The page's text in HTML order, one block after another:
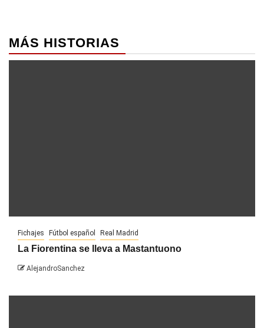
MÁS HISTORIAS
Fichajes Fútbol español Real Madrid
La Fiorentina se lleva a Mastantuono
AlejandroSanchez